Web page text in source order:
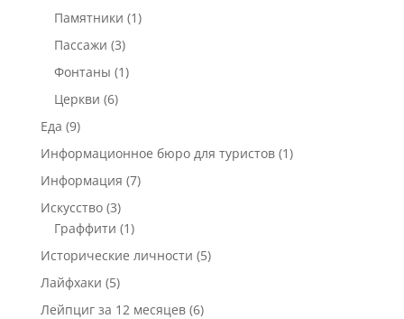
Памятники (1)
Пассажи (3)
Фонтаны (1)
Церкви (6)
Еда (9)
Информационное бюро для туристов(1)
Информация (7)
Искусство(3)
Граффити (1)
Исторические личности (5)
Лайфхаки (5)
Лейпциг за 12 месяцев(6)